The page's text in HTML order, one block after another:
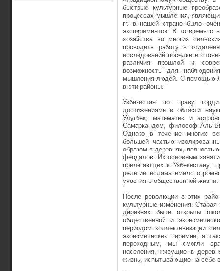
быстрые культурные
процессах мышления,
гг. в нашей стране было
экспериментов. В то время с
хозяйства во многих
проводить работу в
исследований поселки и
различия прошлой и
возможность для
мышления людей. С помощью Л.
в эти районы.
Узбекистан по праву
достижениями в области
Улугбек, математик и
Самаркандом, философ Аль-
Однако в течение многих
большей частью
образом в деревнях,
феодалов. Их основным
прилегающих к Узбекистану,
религии ислама имело
участия в общественной жизни.
После революции в этих
культурные изменения.
деревнях были открыты
общественной и
периодом коллективизации
экономических перемен, а
переходным, мы смогли
населения, живущие в
жизнь, испытывающие на себе